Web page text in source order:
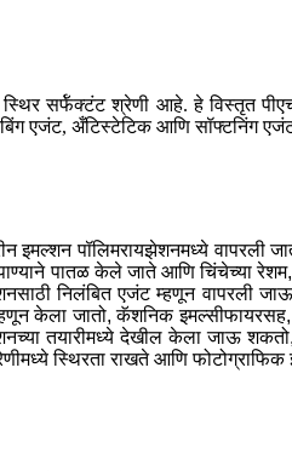
सर्फॅक्टंट श्रेणी आहे. हे विस्तृत
एजंट, अँटिस्टेटिक आणि सॉफ्टनिंग एजंट
इमल्शन पॉलिमरायझेशनमध्ये वापरली
पातळ केले जाते आणि चिंचेच्या
निलंबित एजंट म्हणून वापरली
केला जातो, कॅशनिक इमल्सीफायरसह,
तयारीमध्ये देखील केला जाऊ
स्थिरता राखते आणि फोटोग्राफिक